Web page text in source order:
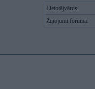
Lietotājvārds:
Ziņojumi forumā: